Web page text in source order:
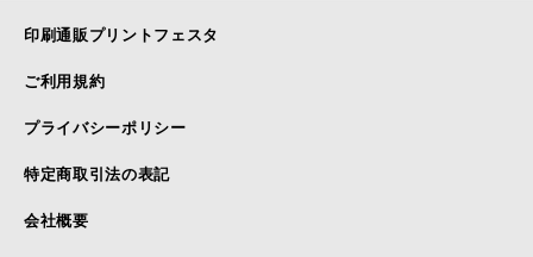
印刷通販プリントフェスタ
ご利用規約
プライバシーポリシー
特定商取引法の表記
会社概要